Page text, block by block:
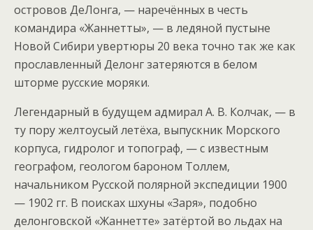
островов ДеЛонга, — наречённых в честь
командира «Жаннетты», — в ледяной пустыне
Новой Сибири увертюры 20 века точно так же как
прославленный Делонг затеряются в белом
шторме русские моряки.
Легендарный в будущем адмирал А. В. Колчак, — в
ту пору желтоусый летёха, выпускник Морского
корпуса, гидролог и топограф, — с известным
географом, геологом бароном Толлем,
начальником Русской полярной экспедиции 1900
— 1902 гг. В поисках шхуны «Заря», подобно
делонговской «Жаннетте» затёртой во льдах на